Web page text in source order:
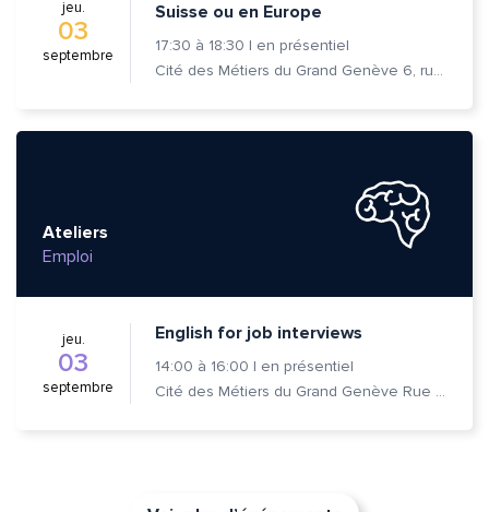
jeu.
03
septembre
Suisse ou en Europe
17:30 à 18:30 | en présentiel
Cité des Métiers du Grand Genève 6, rue Prévost-Martin 1205 Genève
Ateliers
Emploi
jeu.
03
septembre
English for job interviews
14:00 à 16:00 | en présentiel
Cité des Métiers du Grand Genève Rue Prévost-Martin 6 1205 Genève